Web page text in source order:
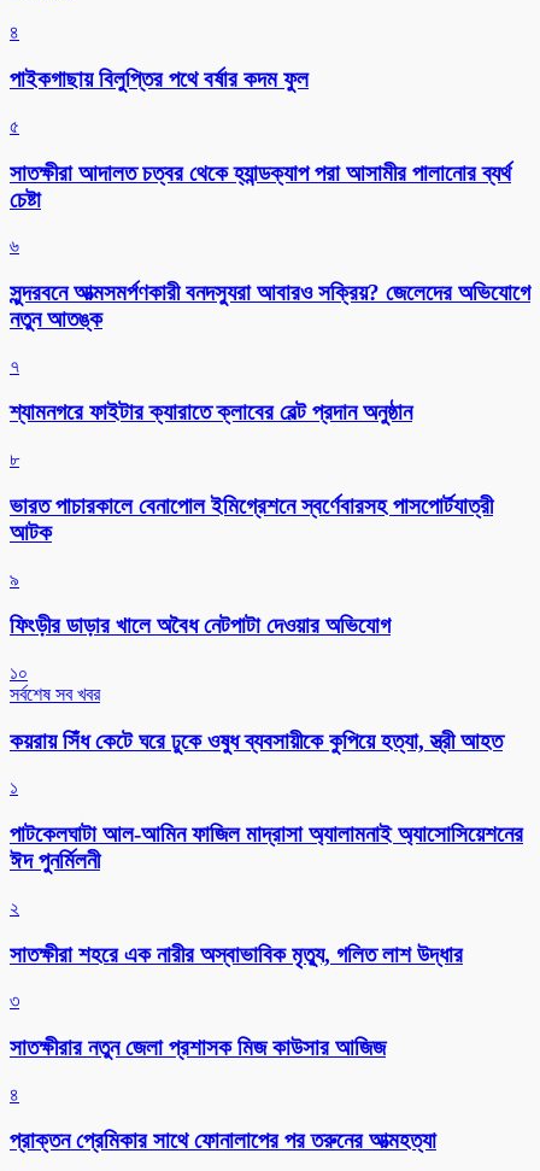
৪
পাইকগাছায় বিলুপ্তির পথে বর্ষার কদম ফুল
৫
সাতক্ষীরা আদালত চত্বর থেকে হ্যান্ডক্যাপ পরা আসামীর পালানোর ব্যর্থ
চেষ্টা
৬
সুন্দরবনে আত্মসমর্পণকারী বনদস্যুরা আবারও সক্রিয়? জেলেদের অভিযোগে
নতুন আতঙ্ক
৭
শ্যামনগরে ফাইটার ক্যারাতে ক্লাবের বেল্ট প্রদান অনুষ্ঠান
৮
ভারত পাচারকালে বেনাপোল ইমিগ্রেশনে স্বর্ণেবারসহ পাসপোর্টযাত্রী
আটক
৯
ফিংড়ীর ডাড়ার খালে অবৈধ নেটপাটা দেওয়ার অভিযোগ
১০
সর্বশেষ সব খবর
কয়রায় সিঁধ কেটে ঘরে ঢুকে ওষুধ ব্যবসায়ীকে কুপিয়ে হত্যা, স্ত্রী আহত
১
পাটকেলঘাটা আল-আমিন ফাজিল মাদ্রাসা অ্যালামনাই অ্যাসোসিয়েশনের
ঈদ পুনর্মিলনী
২
সাতক্ষীরা শহরে এক নারীর অস্বাভাবিক মৃত্যু, গলিত লাশ উদ্ধার
৩
সাতক্ষীরার নতুন জেলা প্রশাসক মিজ কাউসার আজিজ
৪
প্রাক্তন প্রেমিকার সাথে ফোনালাপের পর তরুনের আত্মহত্যা